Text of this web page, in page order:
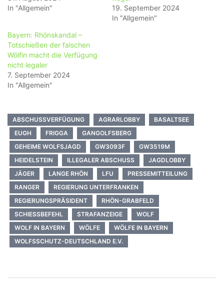
In "Allgemein"
19. September 2024
In "Allgemein"
Bayern: Rhönskandal –
Totschießen der falschen
Wölfin macht die Verfügung
nicht legaler
7. September 2024
In "Allgemein"
ABSCHUSSVERFÜGUNG AGRARLOBBY
BASALTSEE
EUGH
FRIGGA
GANGOLFSBERG
GEHEIME WOLFSJAGD
GW3093F
GW3519M
HEIDELSTEIN
ILLEGALER ABSCHUSS
JAGDLOBBY
JÄGER
LANGE RHÖN LFU
PRESSEMITTEILUNG
RANGER
REGIERUNG UNTERFRANKEN
REGIERUNGSPRÄSIDENT
RHÖN-GRABFELD
SCHIESSBEFEHL
STRAFANZEIGE
WOLF
WOLF IN BAYERN
WÖLFE
WÖLFE IN BAYERN
WOLFSSCHUTZ-DEUTSCHLAND E.V.